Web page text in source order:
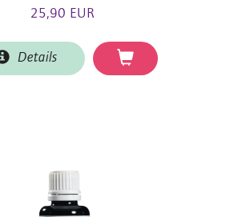
25,90 EUR
Details